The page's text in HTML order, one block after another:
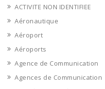
ACTIVITE NON IDENTIFIEE
Aéronautique
Aéroport
Aéroports
Agence de Communication
Agences de Communication